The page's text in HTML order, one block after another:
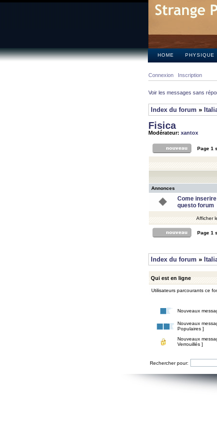
HOME PHYSIQUE
Connexion Inscription
Voir les messages sans
Index du forum »
Fisica
Modérateur: xantox
Page 1
Annonces
Come
questo forum
Afficher
Page 1
Index du forum »
Qui est en ligne
Utilisateurs parcourants ce
Nouveaux
Nouveaux
Populaires ]
Nouveaux
Verrouillés ]
Rechercher pour: